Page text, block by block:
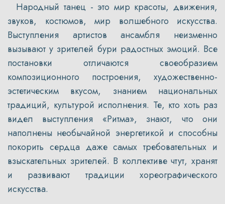
Народный танец - это мир красоты, движения,
звуков, костюмов, мир волшебного искусства.
Выступления артистов ансамбля неизменно
вызывают у зрителей бури радостных эмоций. Все
постановки отличаются своеобразием
композиционного построения, художественно-
эстетическим вкусом, знанием национальных
традиций, культурой исполнения. Те, кто хоть раз
видел выступления «Ритма», знают, что они
наполнены необычайной энергетикой и способны
покорить сердца даже самых требовательных и
взыскательных зрителей. В коллективе чтут, хранят
и развивают традиции хореографического
искусства.